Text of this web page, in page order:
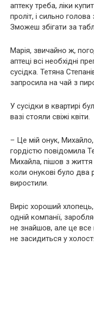
аптеку треба, ліки
проліт, і сильно
Зможеш збігати за
Марія, звичайно ж,
аптеці всі необхідні
сусідка. Тетяна
запросила на чай з
У сусідки в квартирі
вазі стояли свіжі квіти.
– Це мій онук,
гордістю повідомила
Михайла, пішов з
коли онукові було два
виростили.
Виріс хороший
одній компанії,
не знайшов, але це
не засидиться у